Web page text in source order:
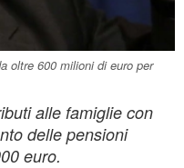
oltre 600 milioni di euro per
alle famiglie con
delle pensioni
euro.